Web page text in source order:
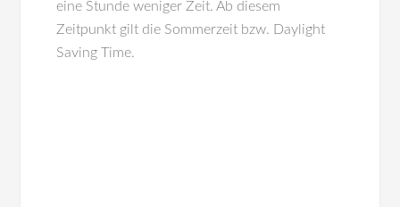
eine Stunde weniger Zeit. Ab diesem
Zeitpunkt gilt die Sommerzeit bzw. Daylight
Saving Time.